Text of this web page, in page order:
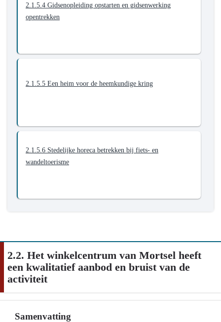
2.1.5.4 Gidsenopleiding opstarten en gidsenwerking
opentrekken
2.1.5.5 Een heim voor de heemkundige kring
2.1.5.6 Stedelijke horeca betrekken bij fiets- en
wandeltoerisme
2.2. Het winkelcentrum van Mortsel heeft
een kwalitatief aanbod en bruist van de
activiteit
Samenvatting